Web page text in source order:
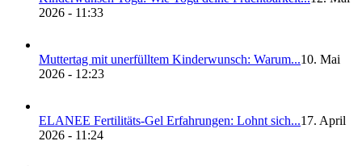
2026 - 11:33
Mut­ter­tag mit uner­füll­tem Kin­der­wunsch: War­um...10. Mai
2026 - 12:23
ELANEE Fer­ti­li­täts-Gel Erfah­run­gen: Lohnt sich...17. April
2026 - 11:24